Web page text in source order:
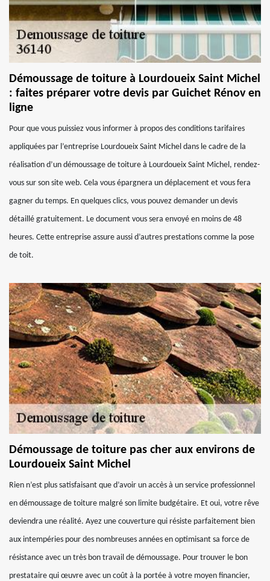
Démoussage de toiture à Lourdoueix Saint Michel
: faites préparer votre devis par Guichet Rénov en
ligne
Pour que vous puissiez vous informer à propos des conditions tarifaires
appliquées par l’entreprise Lourdoueix Saint Michel dans le cadre de la
réalisation d’un démoussage de toiture à Lourdoueix Saint Michel, rendez-
vous sur son site web. Cela vous épargnera un déplacement et vous fera
gagner du temps. En quelques clics, vous pouvez demander un devis
détaillé gratuitement. Le document vous sera envoyé en moins de 48
heures. Cette entreprise assure aussi d’autres prestations comme la pose
de toit.
Démoussage de toiture pas cher aux environs de
Lourdoueix Saint Michel
Rien n’est plus satisfaisant que d’avoir un accès à un service professionnel
en démoussage de toiture malgré son limite budgétaire. Et oui, votre rêve
deviendra une réalité. Ayez une couverture qui résiste parfaitement bien
aux intempéries pour des nombreuses années en optimisant sa force de
résistance avec un très bon travail de démoussage. Pour trouver le bon
prestataire qui œuvre avec un coût à la portée à votre moyen financier,